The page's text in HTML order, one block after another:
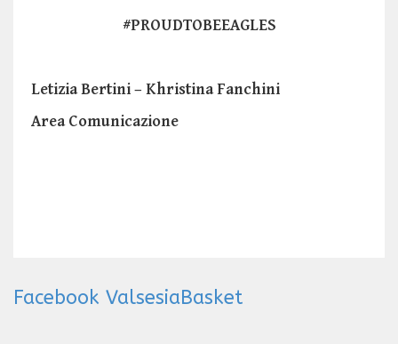
#PROUDTOBEEAGLES
Letizia Bertini – Khristina Fanchini
Area Comunicazione
Facebook ValsesiaBasket